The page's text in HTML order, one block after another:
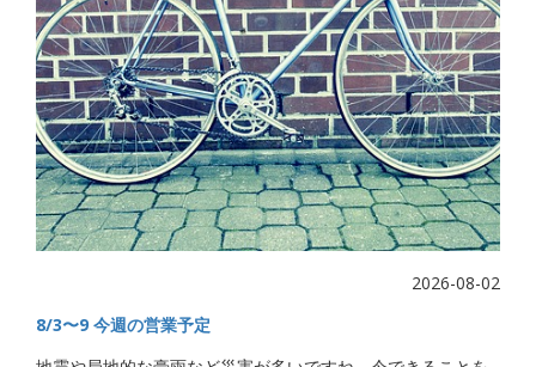
2026-08-02
8/3〜9 今週の営業予定